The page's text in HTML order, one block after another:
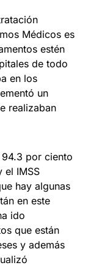
Médicos es
estén
de todo
en los
un
realizaban
94.3 por ciento
el IMSS
hay algunas
en este
ido
que están
y además